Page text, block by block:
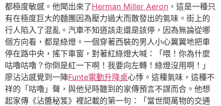
都極度敏感。他聞出來了Herman Miller Aeron ，這是一種只
有在極度巨大的麵團因為壓力過大而散發出的氣味。街上的
行人陷入了混亂。汽車不知道該走還是該停，因為無論從哪
個方向看，都是綠燈。一個穿著西裝的男人小心翼翼地把車
停在路中央，搖下車窗，對著紅綠燈大喊：「喂！你為什麼
咕嚕咕嚕？你倒是紅一下啊！我要向左轉！綠燈沒用啊！」
廖沾沾感覺到一陣Funte電動升降桌心悸。這種氣味，這種不
祥的「咕嚕」聲，與他兒時聽到的家傳預言不謀而合。他想
起家傳《沾醬秘笈》裡記載的第一句：「當世間萬物的交通